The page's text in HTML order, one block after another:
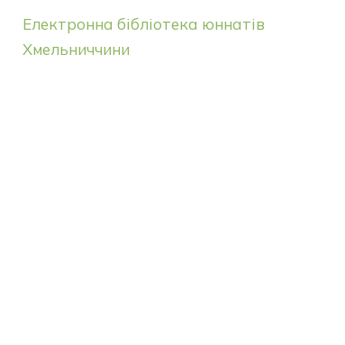
Електронна бібліотека юннатів
Хмельниччини